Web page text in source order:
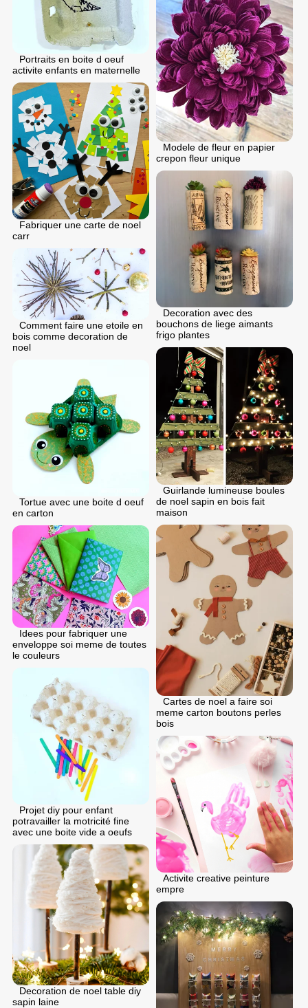
Portraits en boite d oeuf
activite enfants en maternelle
Modele de fleur en papier
crepon fleur unique
Fabriquer une carte de noel
carr
Decoration avec des
bouchons de liege aimants
frigo plantes
Comment faire une etoile en
bois comme decoration de
noel
Guirlande lumineuse boules
de noel sapin en bois fait
maison
Tortue avec une boite d oeuf
en carton
Cartes de noel a faire soi
meme carton boutons perles
bois
Idees pour fabriquer une
enveloppe soi meme de toutes
le couleurs
Projet diy pour enfant
potravailler la motricité fine
avec une boite vide a oeufs
Activite creative peinture
empre
Decoration de noel table diy
sapin laine